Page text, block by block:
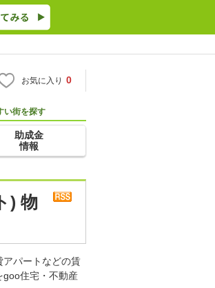
お気に入り 0
い街を探す
助成金
情報
) 物
パートなどの賃
goo住宅・不動産